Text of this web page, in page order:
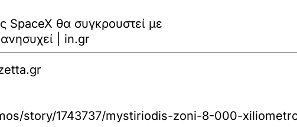
θα συγκρουστεί με
| in.gr
story/1743737/mystiriodis-zoni-8-000-